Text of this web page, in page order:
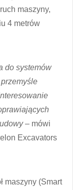
maszyny,
4 metrów
do systemów
– mówi
Excavators
maszyny (Smart